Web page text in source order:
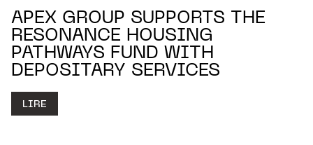
APEX GROUP SUPPORTS THE
RESONANCE HOUSING
PATHWAYS FUND WITH
DEPOSITARY SERVICES
LIRE